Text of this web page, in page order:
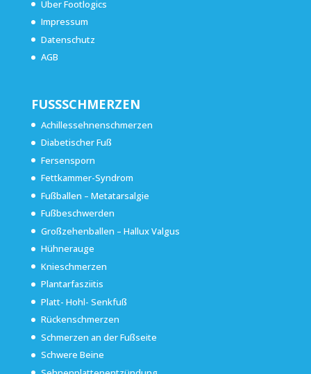
Über Footlogics
Impressum
Datenschutz
AGB
FUSSSCHMERZEN
Achillessehnenschmerzen
Diabetischer Fuß
Fersensporn
Fettkammer-Syndrom
Fußballen – Metatarsalgie
Fußbeschwerden
Großzehenballen – Hallux Valgus
Hühnerauge
Knieschmerzen
Plantarfasziitis
Platt- Hohl- Senkfuß
Rückenschmerzen
Schmerzen an der Fußseite
Schwere Beine